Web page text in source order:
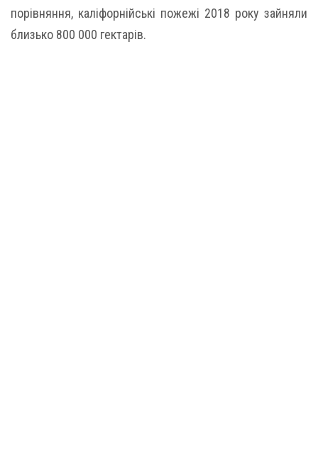
порівняння, каліфорнійські пожежі 2018 року зайняли
близько 800 000 гектарів.